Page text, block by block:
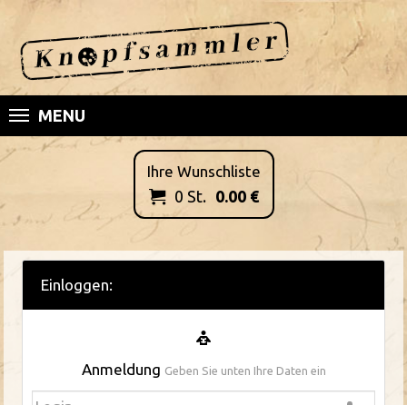
MENU
Ihre Wunschliste
 0 St. 0.00€
Einloggen:
Anmeldung Geben Sie unten Ihre Daten ein